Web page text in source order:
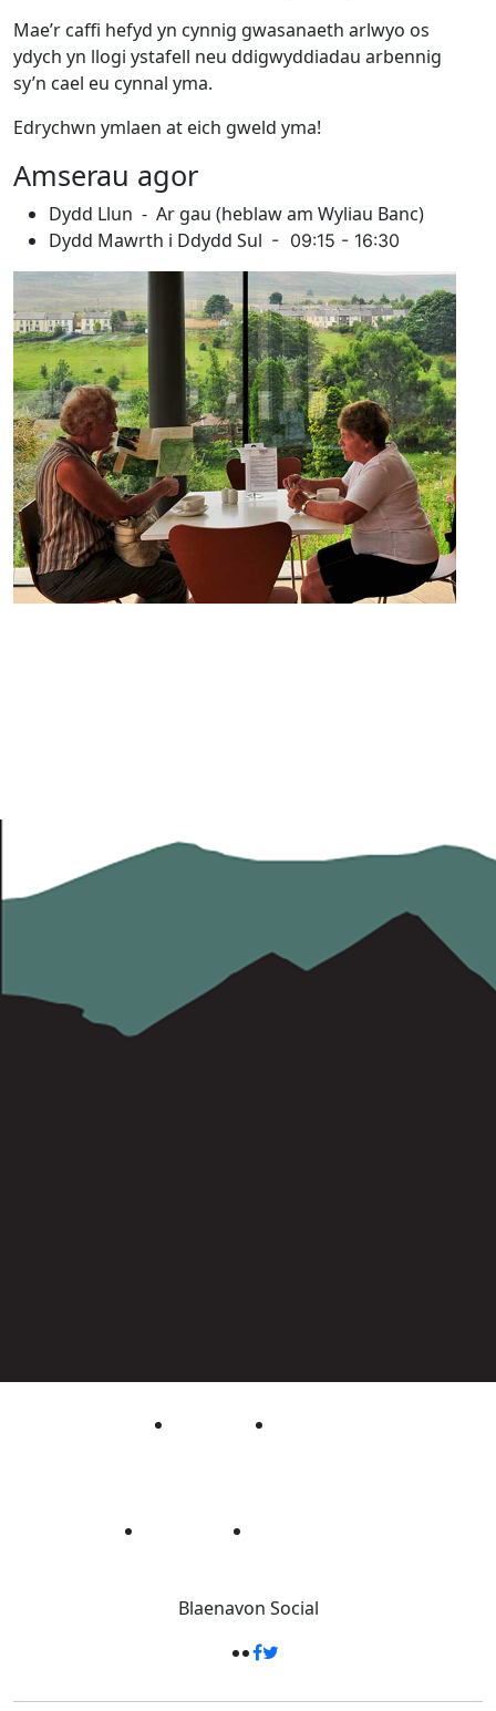
Mae’r caffi hefyd yn cynnig gwasanaeth arlwyo os
ydych yn llogi ystafell neu ddigwyddiadau arbennig
sy’n cael eu cynnal yma.
Edrychwn ymlaen at eich gweld yma!
Amserau agor
Dydd Llun - Ar gau (heblaw am Wyliau Banc)
Dydd Mawrth i Ddydd Sul - 09:15 - 16:30
Blaenavon Social